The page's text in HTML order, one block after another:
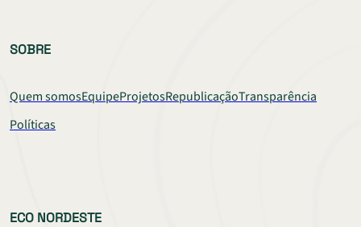
SOBRE
Quem somosEquipeProjetosRepublicaçãoTransparência
Políticas
ECO NORDESTE